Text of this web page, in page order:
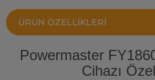
ÜRÜN ÖZELLIKLERI
Powermaster
Cihazı